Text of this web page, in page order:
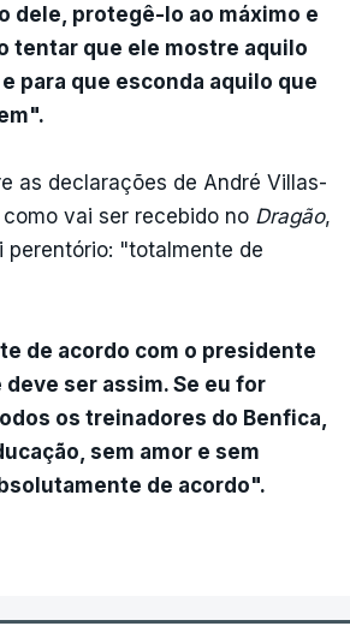
dele, protegê-lo ao máximo e
tentar que ele mostre aquilo
para que esconda aquilo que
as declarações de André Villas-
vai ser recebido no Dragão,
perentório: "totalmente de
de acordo com o presidente
ser assim. Se eu for
os treinadores do Benfica,
sem amor e sem
de acordo".